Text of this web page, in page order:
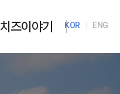
치즈이야기 KOR ENG